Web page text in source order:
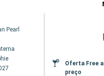
Pearl
Oferta Free
preço